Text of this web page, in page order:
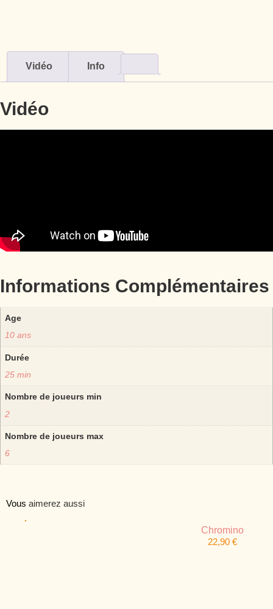
Vidéo Info
Vidéo
Informations Complémentaires
Age
10 ans
Durée
25 min
Nombre de joueurs min
2
Nombre de joueurs max
6
Vous aimerez aussi
Chromino
22,90 €